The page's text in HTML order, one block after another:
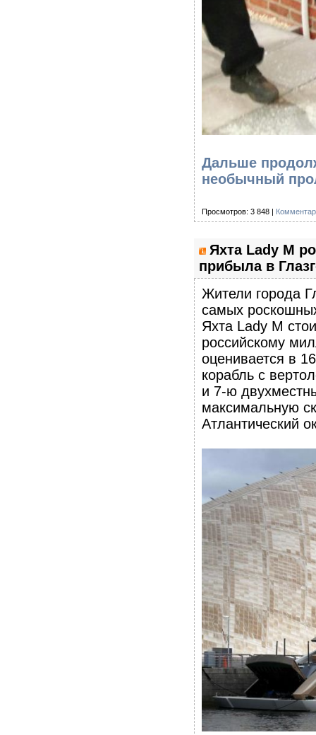
Дальше
необычный
Просмотров: 3 848 |
Яхта Lady M
прибыла в
Жители города
самых
Яхта Lady M
российскому
оценивается в
корабль с
и 7-ю
максимальную
Атлантический